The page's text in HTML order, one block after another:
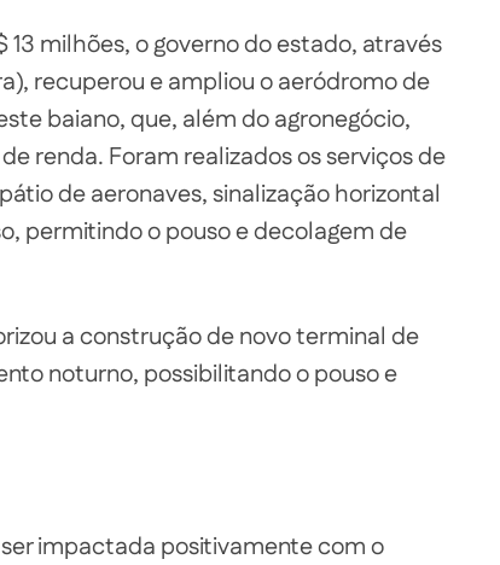
milhões, o governo do estado, através
recuperou e ampliou o aeródromo de
baiano, que, além do agronegócio,
renda. Foram realizados os serviços de
de aeronaves, sinalização horizontal
permitindo o pouso e decolagem de
a construção de novo terminal de
noturno, possibilitando o pouso e
impactada positivamente com o